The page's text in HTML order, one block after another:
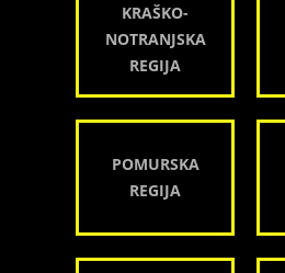
KRAŠKO-
NOTRANJSKA
REGIJA
POMURSKA
REGIJA